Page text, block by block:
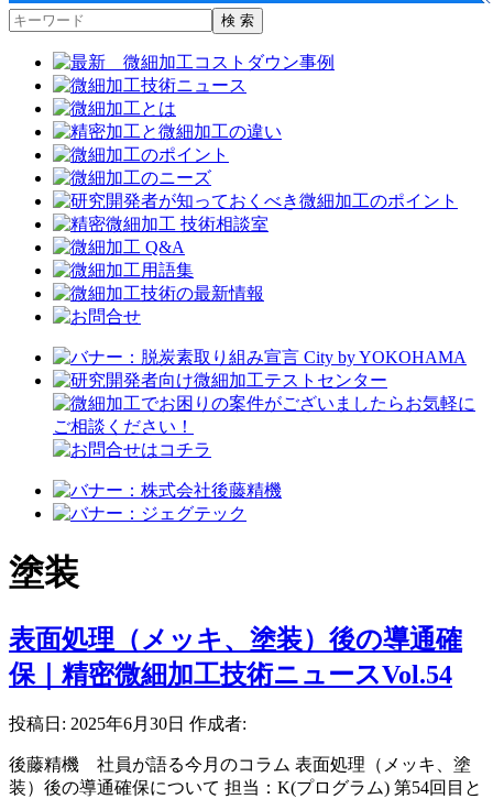
塗装
表面処理（メッキ、塗装）後の導通確
保｜精密微細加工技術ニュースVol.54
投稿日: 2025年6月30日 作成者:
後藤精機 社員が語る今月のコラム 表面処理（メッキ、塗
装）後の導通確保について 担当：K(プログラム) 第54回目と